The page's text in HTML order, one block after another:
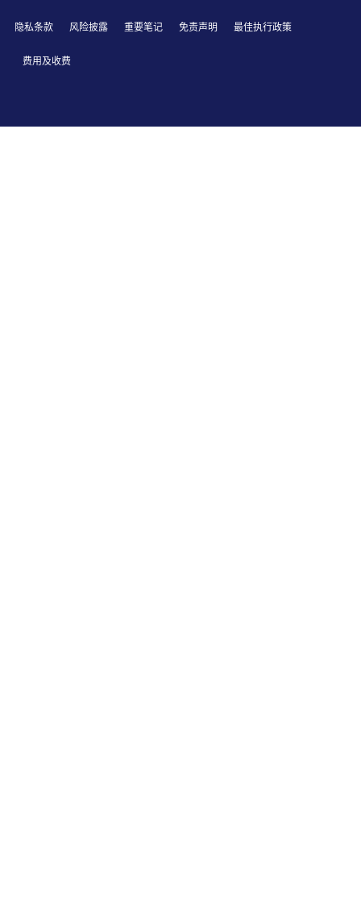
隐私条款 风险披露 重要笔记 免责声明 最佳执行政策
费用及收费